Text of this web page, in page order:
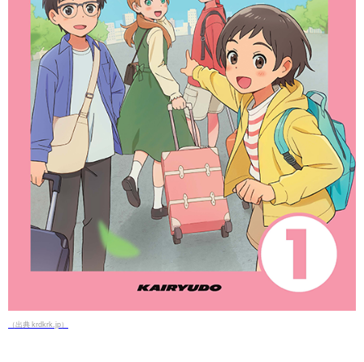
（出典 krdkrk.jp）